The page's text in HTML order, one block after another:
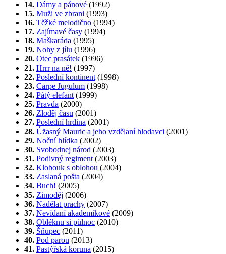
14. Dámy a pánové (1992)
15. Muži ve zbrani (1993)
16. Těžké melodično (1994)
17. Zajímavé časy (1994)
18. Maškaráda (1995)
19. Nohy z jílu (1996)
20. Otec prasátek (1996)
21. Hrrr na ně! (1997)
22. Poslední kontinent (1998)
23. Carpe Jugulum (1998)
24. Pátý elefant (1999)
25. Pravda (2000)
26. Zloděj času (2001)
27. Poslední hrdina (2001)
28. Úžasný Mauric a jeho vzdělaní hlodavci (2001)
29. Noční hlídka (2002)
30. Svobodnej národ (2003)
31. Podivný regiment (2003)
32. Klobouk s oblohou (2004)
33. Zaslaná pošta (2004)
34. Buch! (2005)
35. Zimoděj (2006)
36. Nadělat prachy (2007)
37. Nevídaní akademikové (2009)
38. Obléknu si půlnoc (2010)
39. Šňupec (2011)
40. Pod parou (2013)
41. Pastýřská koruna (2015)